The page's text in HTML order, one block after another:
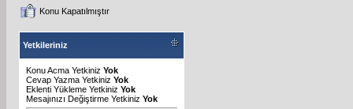
Konu Kapatılmıştır
Yetkileriniz
Konu Acma Yetkiniz Yok
Cevap Yazma Yetkiniz Yok
Eklenti Yükleme Yetkiniz Yok
Mesajınızı Değiştirme Yetkiniz Yok